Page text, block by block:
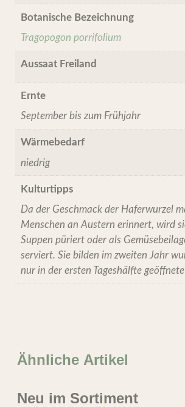
Botanische Bezeichnung
Tragopogon porrifolium
Aussaat Freiland
Ernte
September bis zum Frühjahr
Wärmebedarf
niedrig
Kulturtipps
Da der Geschmack der Haferwurzel
Menschen an Austern erinnert, wird
Suppen püriert oder als
serviert. Sie bilden im zweiten Jahr
nur in der ersten Tageshälfte
Ähnliche Artikel
Neu im Sortiment